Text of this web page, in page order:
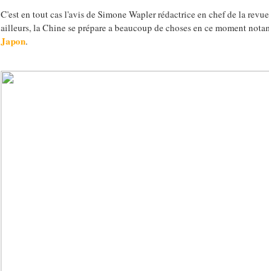
C'est en tout cas l'avis de Simone Wapler rédactrice en chef de la
ailleurs, la Chine se prépare a beaucoup de choses en ce moment
Japon.